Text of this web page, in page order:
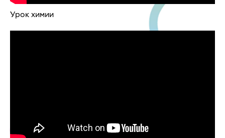
Урок химии